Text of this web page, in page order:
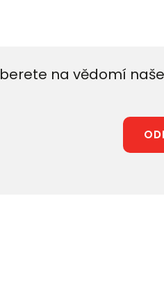
na vědomí